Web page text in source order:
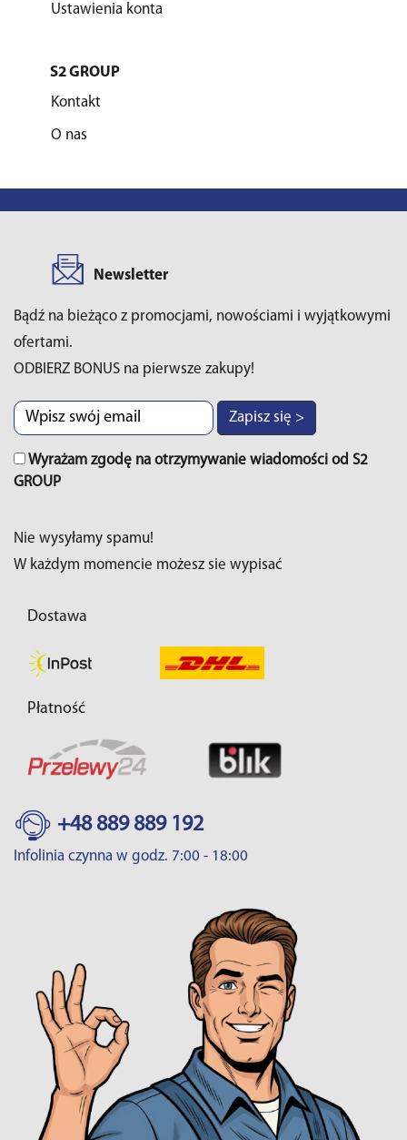
Ustawienia konta
S2 GROUP
Kontakt
O nas
Newsletter
Bądź na bieżąco z promocjami, nowościami i wyjątkowymi
ofertami.
ODBIERZ BONUS na pierwsze zakupy!
Zapisz się >
Wyrażam zgodę na otrzymywanie wiadomości od S2
GROUP
Nie wysyłamy spamu!
W każdym momencie możesz sie wypisać
Dostawa
Płatność
+48 889 889 192
Infolinia czynna w godz. 7:00 - 18:00